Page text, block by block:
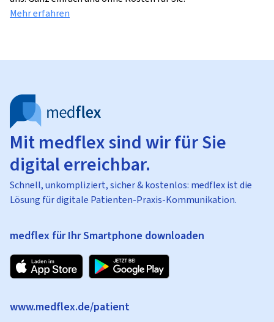
Mehr erfahren
Mit medflex sind wir für Sie
digital erreichbar.
Schnell, unkompliziert, sicher & kostenlos: medflex ist die
Lösung für digitale Patienten-Praxis-Kommunikation.
medflex für Ihr Smartphone downloaden
www.medflex.de/patient